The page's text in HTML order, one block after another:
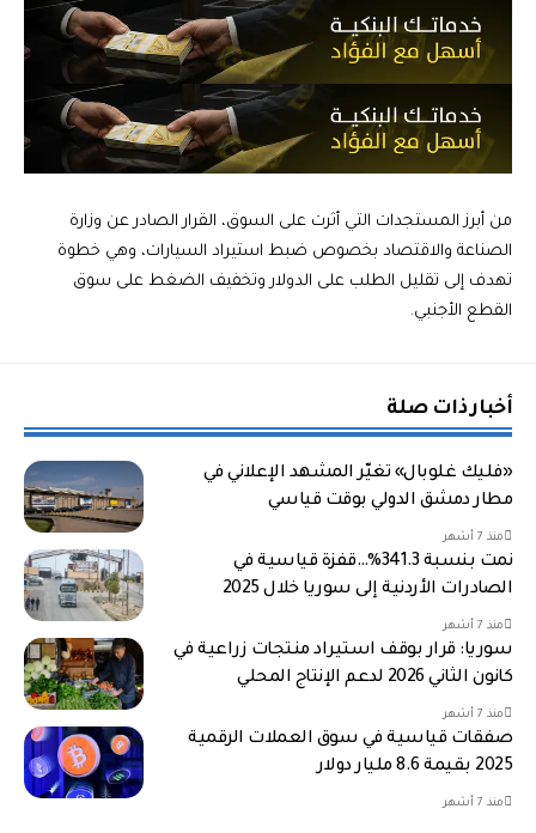
من أبرز المستجدات التي أثرت على السوق، القرار الصادر عن وزارة
الصناعة والاقتصاد بخصوص ضبط استيراد السيارات، وهي خطوة
تهدف إلى تقليل الطلب على الدولار وتخفيف الضغط على سوق
القطع الأجنبي.
أخبار ذات صلة
«فليك غلوبال» تغيّر المشهد الإعلاني في
مطار دمشق الدولي بوقت قياسي
منذ 7 أشهر
نمت بنسبة 341.3%…قفزة قياسية في
الصادرات الأردنية إلى سوريا خلال 2025
منذ 7 أشهر
سوريا: قرار بوقف استيراد منتجات زراعية في
كانون الثاني 2026 لدعم الإنتاج المحلي
منذ 7 أشهر
صفقات قياسية في سوق العملات الرقمية
2025 بقيمة 8.6 مليار دولار
منذ 7 أشهر